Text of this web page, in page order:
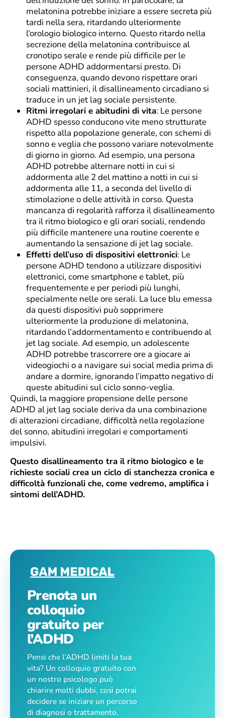
melatonina potrebbe iniziare a essere secreta più
tardi nella sera, ritardando ulteriormente
l’orologio biologico interno. Questo ritardo nella
secrezione della melatonina contribuisce al
cronotipo serale e rende più difficile per le
persone ADHD addormentarsi presto. Di
conseguenza, quando devono rispettare orari
sociali mattinieri, il disallineamento circadiano si
traduce in un jet lag sociale persistente.
Ritmi irregolari e abitudini di vita: Le persone
ADHD spesso conducono vite meno strutturate
rispetto alla popolazione generale, con schemi di
sonno e veglia che possono variare notevolmente
di giorno in giorno. Ad esempio, una persona
ADHD potrebbe alternare notti in cui si
addormenta alle 2 del mattino a notti in cui si
addormenta alle 11, a seconda del livello di
stimolazione o delle attività in corso. Questa
mancanza di regolarità rafforza il disallineamento
tra il ritmo biologico e gli orari sociali, rendendo
più difficile mantenere una routine coerente e
aumentando la sensazione di jet lag sociale.
Effetti dell’uso di dispositivi elettronici: Le
persone ADHD tendono a utilizzare dispositivi
elettronici, come smartphone e tablet, più
frequentemente e per periodi più lunghi,
specialmente nelle ore serali. La luce blu emessa
da questi dispositivi può sopprimere
ulteriormente la produzione di melatonina,
ritardando l’addormentamento e contribuendo al
jet lag sociale. Ad esempio, un adolescente
ADHD potrebbe trascorrere ore a giocare ai
videogiochi o a navigare sui social media prima di
andare a dormire, ignorando l’impatto negativo di
queste abitudini sul ciclo sonno-veglia.
Quindi, la maggiore propensione delle persone
ADHD al jet lag sociale deriva da una combinazione
di alterazioni circadiane, difficoltà nella regolazione
del sonno, abitudini irregolari e comportamenti
impulsivi.
Questo disallineamento tra il ritmo biologico e le
richieste sociali crea un ciclo di stanchezza cronica e
difficoltà funzionali che, come vedremo, amplifica i
sintomi dell’ADHD.
Prenota un
colloquio
gratuito per
l’ADHD
Pensi che l’ADHD limiti la tua
vita? Un colloquio gratuito con
un nostro psicologo può
chiarire molti dubbi, così potrai
decidere se iniziare un percorso
di diagnosi o trattamento.